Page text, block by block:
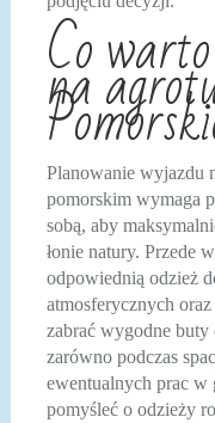
Co
na
Planowanie wyjazdu
pomorskim wymaga
sobą, aby
łonie natury. Przede
odpowiednią odzież
atmosferycznych
zabrać wygodne buty
zarówno podczas
ewentualnych prac w
pomyśleć o odzieży